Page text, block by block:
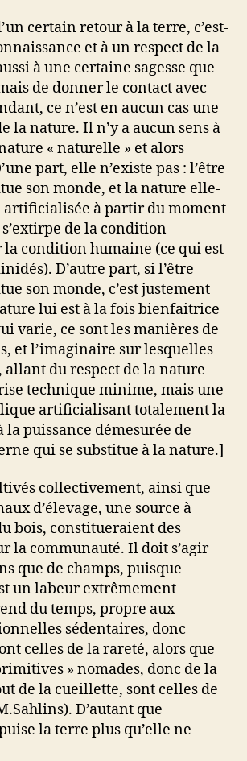
certain retour à la terre, c’est-
et à un respect de la
à une certaine sagesse que
de donner le contact avec
ce n’est en aucun cas une
la nature. Il n’y a aucun sens à
« naturelle » et alors
part, elle n’existe pas : l’être
son monde, et la nature elle-
artificialisée à partir du moment
s’extirpe de la condition
condition humaine (ce qui est
D’autre part, si l’être
son monde, c’est justement
lui est à la fois bienfaitrice
varie, ce sont les manières de
et l’imaginaire sur lesquelles
allant du respect de la nature
technique minime, mais une
artificialisant totalement la
la puissance démesurée de
qui se substitue à la nature.]
collectivement, ainsi que
d’élevage, une source à
bois, constitueraient des
la communauté. Il doit s’agir
que de champs, puisque
un labeur extrêmement
du temps, propre aux
sédentaires, donc
celles de la rareté, alors que
» nomades, donc de la
de la cueillette, sont celles de
D’autant que
la terre plus qu’elle ne